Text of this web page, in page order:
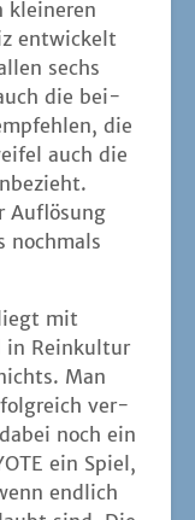
Rein­kul­tur
Man
ver­
noch ein
ein Spiel,
end­lich
sind. Die
funk­tio­
dabei der
frech in
wohl auf mei­
Kar­te sein?